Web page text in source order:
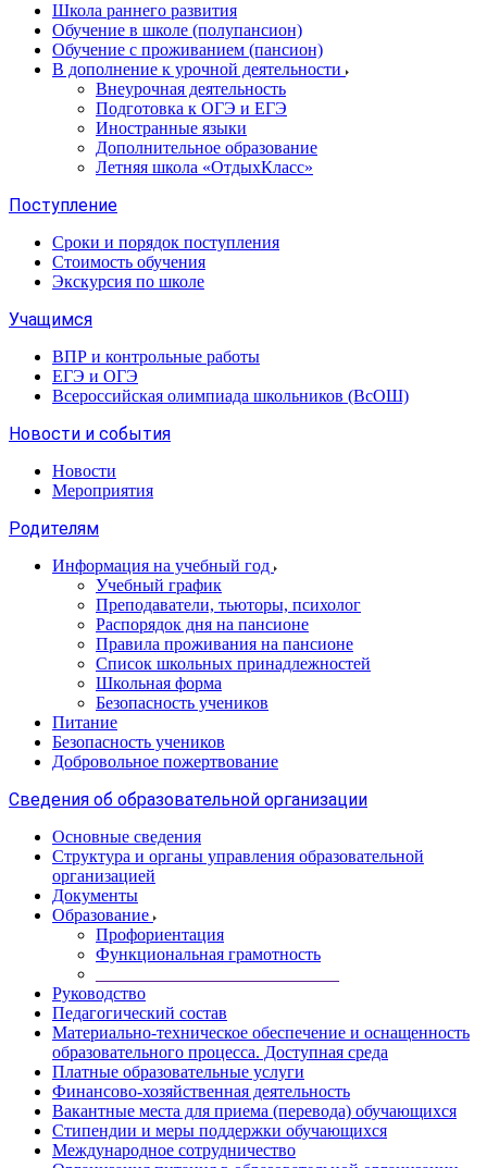
Школа раннего развития
Обучение в школе (полупансион)
Обучение с проживанием (пансион)
В дополнение к урочной деятельности
Внеурочная деятельность
Подготовка к ОГЭ и ЕГЭ
Иностранные языки
Дополнительное образование
Летняя школа «ОтдыхКласс»
Поступление
Сроки и порядок поступления
Стоимость обучения
Экскурсия по школе
Учащимся
ВПР и контрольные работы
ЕГЭ и ОГЭ
Всероссийская олимпиада школьников (ВсОШ)
Новости и события
Новости
Мероприятия
Родителям
Информация на учебный год
Учебный график
Преподаватели, тьюторы, психолог
Распорядок дня на пансионе
Правила проживания на пансионе
Список школьных принадлежностей
Школьная форма
Безопасность учеников
Питание
Безопасность учеников
Добровольное пожертвование
Сведения об образовательной организации
Основные сведения
Структура и органы управления образовательной
организацией
Документы
Образование
Профориентация
Функциональная грамотность
Руководство
Педагогический состав
Материально-техническое обеспечение и оснащенность
образовательного процесса. Доступная среда
Платные образовательные услуги
Финансово-хозяйственная деятельность
Вакантные места для приема (перевода) обучающихся
Стипендии и меры поддержки обучающихся
Международное сотрудничество